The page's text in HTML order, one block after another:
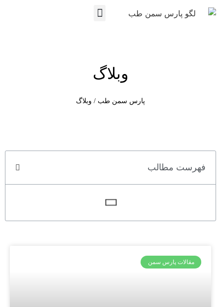
وبلاگ
پارس سمن طب / وبلاگ
فهرست مطالب
مقالات پارس سمن